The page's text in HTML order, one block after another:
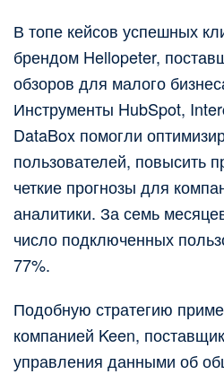
В топе кейсов успешных
брендом Hellopeter,
обзоров для малого
Инструменты HubSpot,
DataBox помогли
пользователей, повысить
четкие прогнозы для
аналитики. За семь
число подключенных
77%.
Подобную стратегию
компанией Keen,
управления данными об